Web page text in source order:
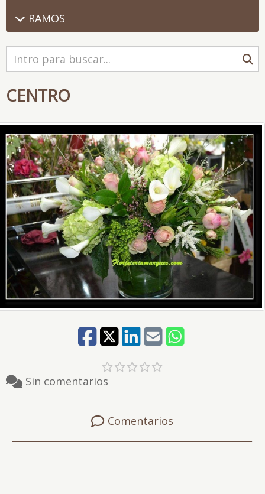
RAMOS
CENTRO
Sin comentarios
Comentarios